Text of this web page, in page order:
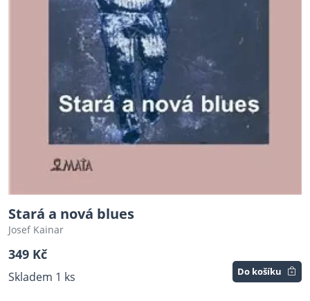
Stará a nová blues
Josef Kainar
349 Kč
Skladem 1 ks Do košíku